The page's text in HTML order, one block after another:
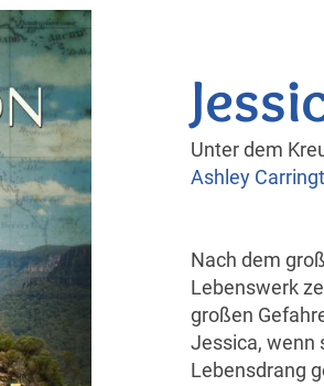
Unter dem
Ashley
Nach dem
Lebenswerk
großen
Jessica, wenn
Lebensdrang